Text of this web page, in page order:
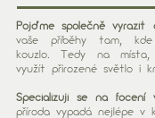
Pojďme společně vyrazit
vaše příběhy tam,
kouzlo. Tedy na
využít přirozené světlo i
Specializuji se na focení
příroda vypadá nejlépe v